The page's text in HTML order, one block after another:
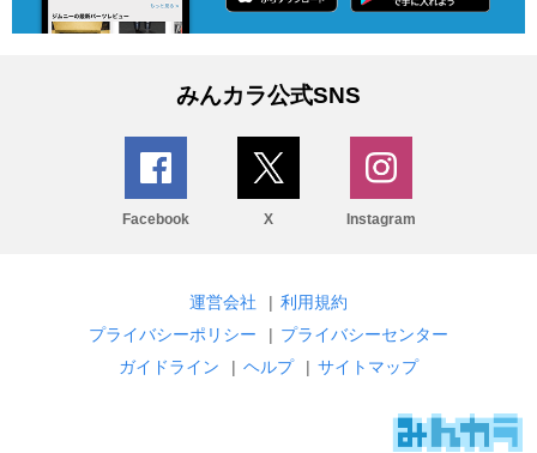
みんカラ公式SNS
Facebook X Instagram
運営会社 | 利用規約
プライバシーポリシー
| プライバシーセンター
ガイドライン
| ヘルプ | サイトマップ